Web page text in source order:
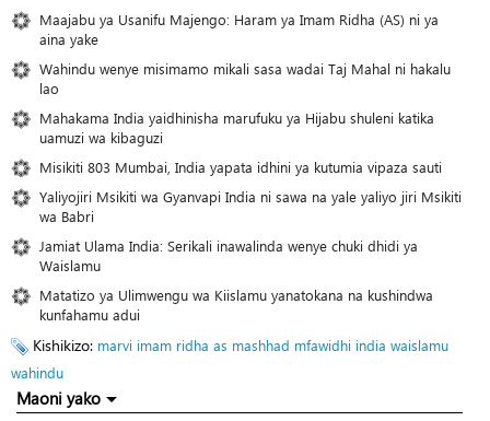
Maajabu ya Usanifu Majengo: Haram ya Imam Ridha (AS) ni ya
aina yake
Wahindu wenye misimamo mikali sasa wadai Taj Mahal ni hakalu
lao
Mahakama India yaidhinisha marufuku ya Hijabu shuleni katika
uamuzi wa kibaguzi
Misikiti 803 Mumbai, India yapata idhini ya kutumia vipaza sauti
Yaliyojiri Msikiti wa Gyanvapi India ni sawa na yale yaliyo jiri Msikiti
wa Babri
Jamiat Ulama India: Serikali inawalinda wenye chuki dhidi ya
Waislamu
Matatizo ya Ulimwengu wa Kiislamu yanatokana na kushindwa
kunfahamu adui
Kishikizo: marvi imam ridha as mashhad mfawidhi india waislamu
wahindu
Maoni yako